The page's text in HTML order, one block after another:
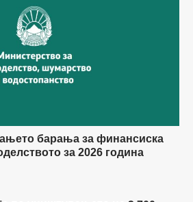
барања за финансиска
за 2026 година